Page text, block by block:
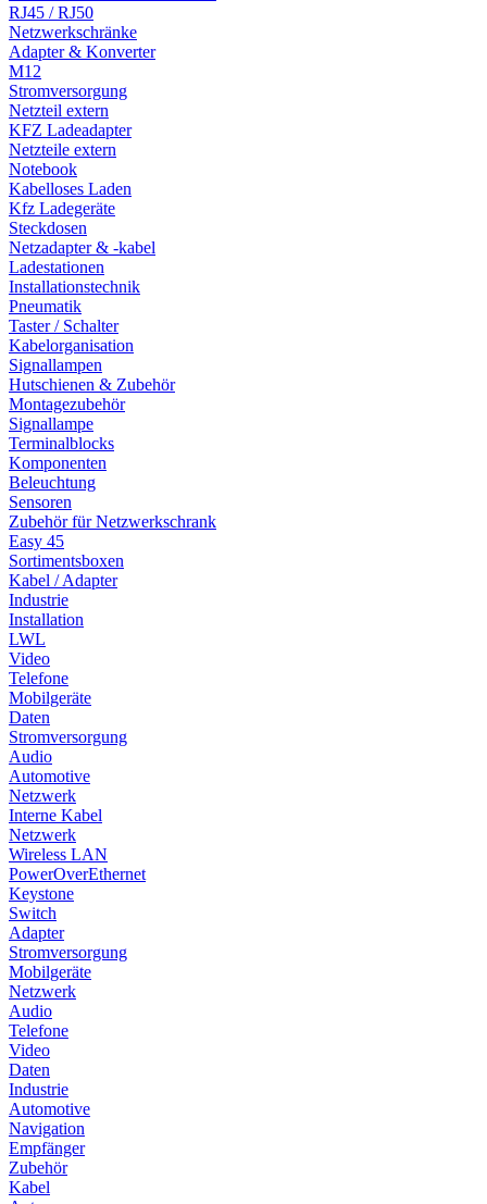
RJ45 / RJ50
Netzwerkschränke
Adapter & Konverter
M12
Stromversorgung
Netzteil extern
KFZ Ladeadapter
Netzteile extern
Notebook
Kabelloses Laden
Kfz Ladegeräte
Steckdosen
Netzadapter & -kabel
Ladestationen
Installationstechnik
Pneumatik
Taster / Schalter
Kabelorganisation
Signallampen
Hutschienen & Zubehör
Montagezubehör
Signallampe
Terminalblocks
Komponenten
Beleuchtung
Sensoren
Zubehör für Netzwerkschrank
Easy 45
Sortimentsboxen
Kabel / Adapter
Industrie
Installation
LWL
Video
Telefone
Mobilgeräte
Daten
Stromversorgung
Audio
Automotive
Netzwerk
Interne Kabel
Netzwerk
Wireless LAN
PowerOverEthernet
Keystone
Switch
Adapter
Stromversorgung
Mobilgeräte
Netzwerk
Audio
Telefone
Video
Daten
Industrie
Automotive
Navigation
Empfänger
Zubehör
Kabel